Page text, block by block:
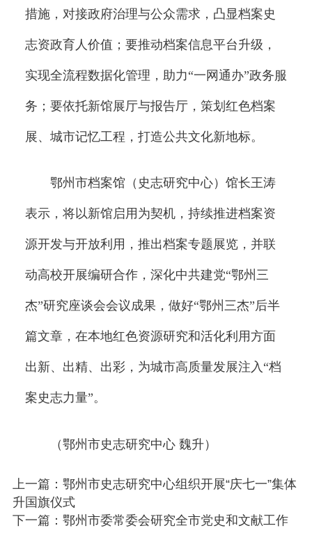
措施，对接政府治理与公众需求，凸显档案史
志资政育人价值；要推动档案信息平台升级，
实现全流程数据化管理，助力“一网通办”政务服
务；要依托新馆展厅与报告厅，策划红色档案
展、城市记忆工程，打造公共文化新地标。
鄂州市档案馆（史志研究中心）馆长王涛
表示，将以新馆启用为契机，持续推进档案资
源开发与开放利用，推出档案专题展览，并联
动高校开展编研合作，深化中共建党“鄂州三
杰”研究座谈会会议成果，做好“鄂州三杰”后半
篇文章，在本地红色资源研究和活化利用方面
出新、出精、出彩，为城市高质量发展注入“档
案史志力量”。
（鄂州市史志研究中心 魏升）
上一篇：鄂州市史志研究中心组织开展“庆七一”集体
升国旗仪式
下一篇：鄂州市委常委会研究全市党史和文献工作